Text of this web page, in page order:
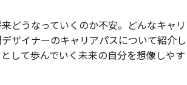
どうなっていくのか不安。どんなキャ
ザイナーのキャリアパスについて紹介
して歩んでいく未来の自分を想像しやす